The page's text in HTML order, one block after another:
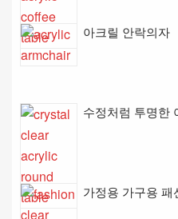
아크릴 안락의자
수정처럼 투명한
가정용 가구용